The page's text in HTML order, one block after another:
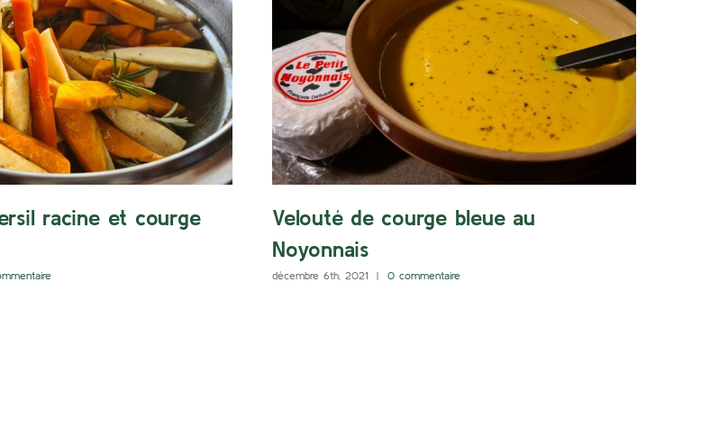
racine et courge
Velouté de courge bleue au
Noyonnais
décembre 6th, 2021 | 0 commentaire